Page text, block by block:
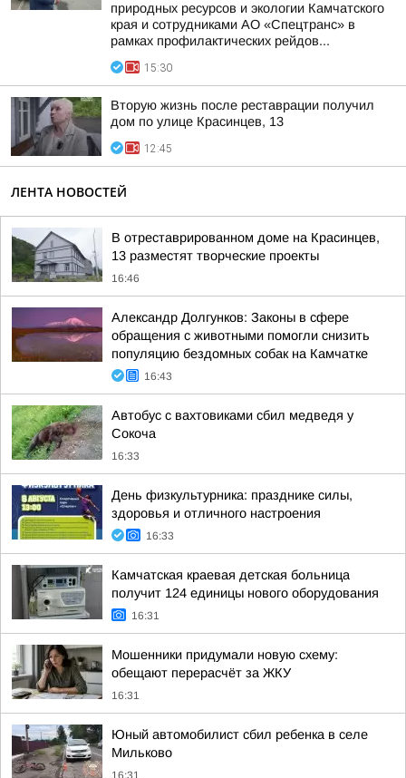
природных ресурсов и экологии Камчатского
края и сотрудниками АО «Спецтранс» в
рамках профилактических рейдов...
15:30
Вторую жизнь после реставрации получил
дом по улице Красинцев, 13
12:45
ЛЕНТА НОВОСТЕЙ
В отреставрированном доме на Красинцев,
13 разместят творческие проекты
16:46
Александр Долгунков: Законы в сфере
обращения с животными помогли снизить
популяцию бездомных собак на Камчатке
16:43
Автобус с вахтовиками сбил медведя у
Сокоча
16:33
День физкультурника: празднике силы,
здоровья и отличного настроения
16:33
Камчатская краевая детская больница
получит 124 единицы нового оборудования
16:31
Мошенники придумали новую схему:
обещают перерасчёт за ЖКУ
16:31
Юный автомобилист сбил ребенка в селе
Мильково
16:31